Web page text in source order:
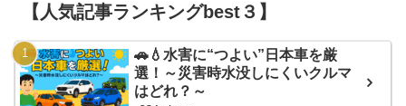
【人気記事ランキングbest３】
🚗💧水害に“つよい”日本車を厳
選！～災害時水没しにくいクルマ
はどれ？～